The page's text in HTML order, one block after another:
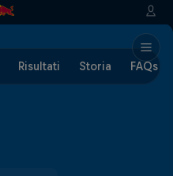
Risultati Storia FAQs